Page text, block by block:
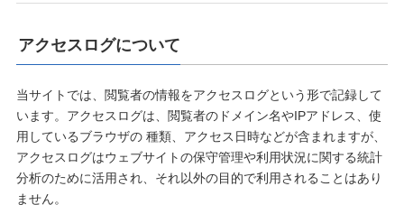
アクセスログについて
当サイトでは、閲覧者の情報をアクセスログという形で記録して
います。アクセスログは、閲覧者のドメイン名やIPアドレス、使
用しているブラウザの 種類、アクセス日時などが含まれますが、
アクセスログはウェブサイトの保守管理や利用状況に関する統計
分析のために活用され、それ以外の目的で利用されることはあり
ません。